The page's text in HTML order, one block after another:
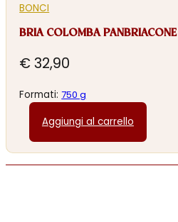
BONCI
BRIA COLOMBA PANBRIACONE
€32,90
Formati:750 g
Aggiungi al carrello